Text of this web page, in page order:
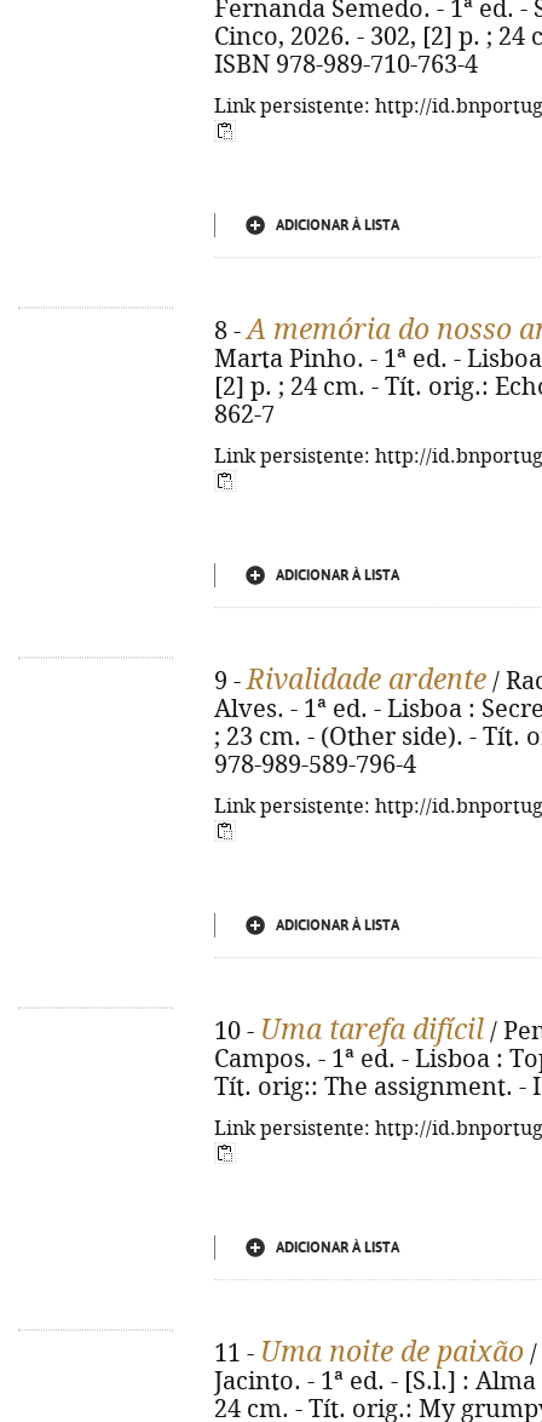
Fernanda Semedo. - 1ª ed. -
Cinco, 2026. - 302, [2] p. ;
ISBN 978-989-710-763-4
Link persistente: http://
ADICIONAR À LISTA
8 -A memória do nosso
Marta Pinho. - 1ª ed. -
[2] p. ; 24 cm. - Tít. orig.:
862-7
Link persistente: http://
ADICIONAR À LISTA
9 -Rivalidade ardente /
Alves. - 1ª ed. - Lisboa :
; 23 cm. - (Other side). - Tít.
978-989-589-796-4
Link persistente: http://
ADICIONAR À LISTA
10 - Uma tarefa difícil /
Campos. - 1ª ed. - Lisboa :
Tít. orig:: The assignment. -
Link persistente: http://
ADICIONAR À LISTA
11 - Uma noite de paixão /
Jacinto. - 1ª ed. - [S.l.] :
24 cm. - Tít. orig.: My